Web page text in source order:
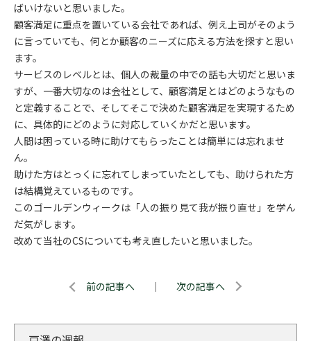
ばいけないと思いました。
顧客満足に重点を置いている会社であれば、例え上司がそのよう
に言っていても、何とか顧客のニーズに応える方法を探すと思い
ます。
サービスのレベルとは、個人の裁量の中での話も大切だと思いま
すが、一番大切なのは会社として、顧客満足とはどのようなもの
と定義することで、そしてそこで決めた顧客満足を実現するため
に、具体的にどのように対応していくかだと思います。
人間は困っている時に助けてもらったことは簡単には忘れませ
ん。
助けた方はとっくに忘れてしまっていたとしても、助けられた方
は結構覚えているものです。
このゴールデンウィークは「人の振り見て我が振り直せ」を学ん
だ気がします。
改めて当社のCSについても考え直したいと思いました。
前の記事へ ｜ 次の記事へ